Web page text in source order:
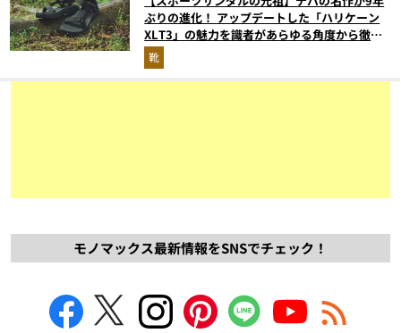
ぶりの進化！ アップデートした「ハリケーン
XLT3」の魅力を識者があらゆる角度から徹底
解説！
靴
モノマックス最新情報をSNSでチェック！